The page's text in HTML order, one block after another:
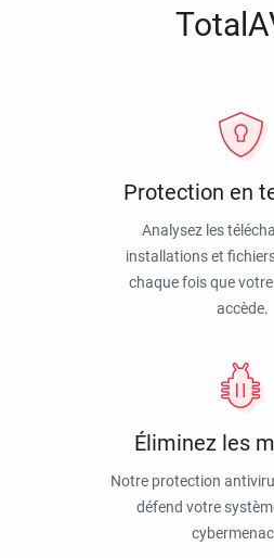
Protection en
Analysez les
installations et
chaque fois que
accède.
Éliminez les
Notre protection
défend votre